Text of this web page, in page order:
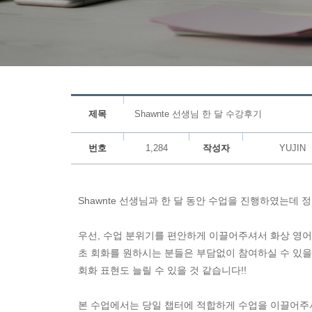
제목 Shawnte 선생님 한 달 수강후기
번호 1,284 작성자 YUJIN
Shawnte 선생님과 한 달 동안 수업을 진행하였는데
우선, 수업 분위기를 편안하게 이끌어주셔서 화상 영
초 회화를 원하시는 분들은 부담없이 참여하실 수 있
회화 표현도 늘릴 수 있을 것 같습니다!!
본 수업에서는 당일 챕터에 적합하게 수업을 이끌어